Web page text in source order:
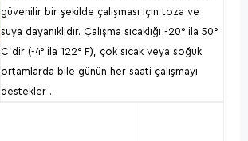
güvenilir bir şekilde çalışması için toza ve
suya dayanıklıdır. Çalışma sıcaklığı -20° ila 50°
C'dir (-4° ila 122° F), çok sıcak veya soğuk
ortamlarda bile günün her saati çalışmayı
destekler .